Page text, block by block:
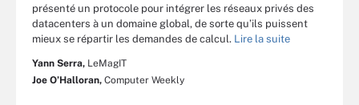
présenté un protocole pour intégrer les réseaux privés des
datacenters à un domaine global, de sorte qu’ils puissent
mieux se répartir les demandes de calcul. Lire la suite
Yann Serra, LeMagIT
Joe O’Halloran, Computer Weekly